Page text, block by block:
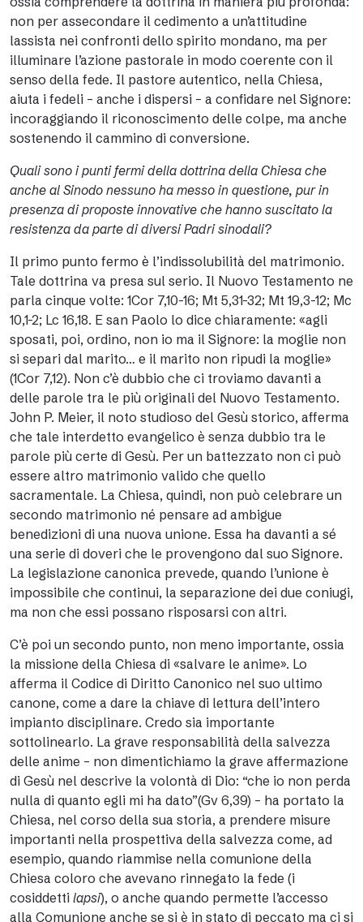
non per assecondare il cedimento a un’attitudine
lassista nei confronti dello spirito mondano, ma per
illuminare l’azione pastorale in modo coerente con il
senso della fede. Il pastore autentico, nella Chiesa,
aiuta i fedeli – anche i dispersi – a confidare nel Signore:
incoraggiando il riconoscimento delle colpe, ma anche
sostenendo il cammino di conversione.
Quali sono i punti fermi della dottrina della Chiesa che
anche al Sinodo nessuno ha messo in questione, pur in
presenza di proposte innovative che hanno suscitato la
resistenza da parte di diversi Padri sinodali?
Il primo punto fermo è l’indissolubilità del matrimonio.
Tale dottrina va presa sul serio. Il Nuovo Testamento ne
parla cinque volte: 1Cor 7,10-16; Mt 5,31-32; Mt 19,3-12; Mc
10,1-2; Lc 16,18. E san Paolo lo dice chiaramente: «agli
sposati, poi, ordino, non io ma il Signore: la moglie non
si separi dal marito… e il marito non ripudi la moglie»
(1Cor 7,12). Non c’è dubbio che ci troviamo davanti a
delle parole tra le più originali del Nuovo Testamento.
John P. Meier, il noto studioso del Gesù storico, afferma
che tale interdetto evangelico è senza dubbio tra le
parole più certe di Gesù. Per un battezzato non ci può
essere altro matrimonio valido che quello
sacramentale. La Chiesa, quindi, non può celebrare un
secondo matrimonio né pensare ad ambigue
benedizioni di una nuova unione. Essa ha davanti a sé
una serie di doveri che le provengono dal suo Signore.
La legislazione canonica prevede, quando l’unione è
impossibile che continui, la separazione dei due coniugi,
ma non che essi possano risposarsi con altri.
C’è poi un secondo punto, non meno importante, ossia
la missione della Chiesa di «salvare le anime». Lo
afferma il Codice di Diritto Canonico nel suo ultimo
canone, come a dare la chiave di lettura dell’intero
impianto disciplinare. Credo sia importante
sottolinearlo. La grave responsabilità della salvezza
delle anime – non dimentichiamo la grave affermazione
di Gesù nel descrive la volontà di Dio: “che io non perda
nulla di quanto egli mi ha dato”(Gv 6,39) – ha portato la
Chiesa, nel corso della sua storia, a prendere misure
importanti nella prospettiva della salvezza come, ad
esempio, quando riammise nella comunione della
Chiesa coloro che avevano rinnegato la fede (i
cosiddetti lapsi), o anche quando permette l’accesso
alla Comunione anche se si è in stato di peccato ma ci si